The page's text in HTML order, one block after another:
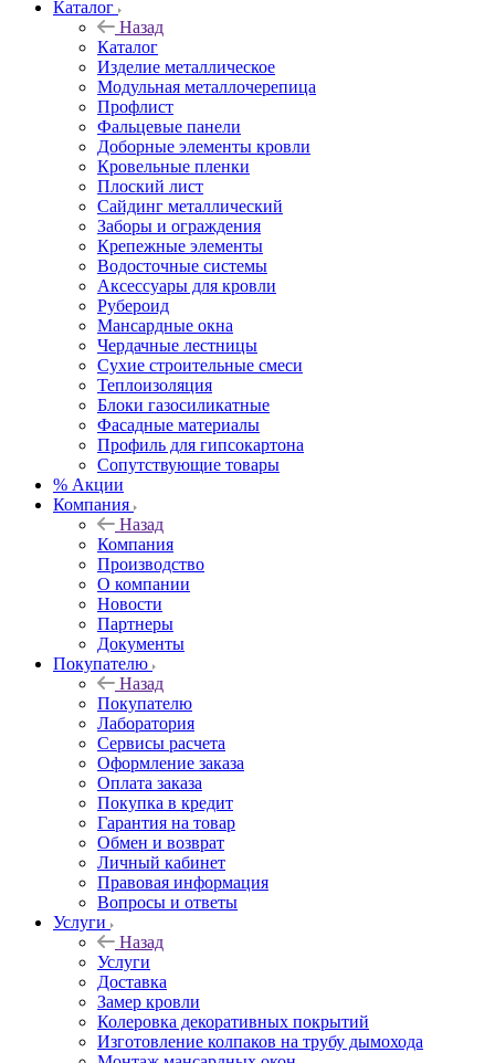
Каталог
Назад
Каталог
Изделие металлическое
Модульная металлочерепица
Профлист
Фальцевые панели
Доборные элементы кровли
Кровельные пленки
Плоский лист
Сайдинг металлический
Заборы и ограждения
Крепежные элементы
Водосточные системы
Аксессуары для кровли
Рубероид
Мансардные окна
Чердачные лестницы
Сухие строительные смеси
Теплоизоляция
Блоки газосиликатные
Фасадные материалы
Профиль для гипсокартона
Сопутствующие товары
% Акции
Компания
Назад
Компания
Производство
О компании
Новости
Партнеры
Документы
Покупателю
Назад
Покупателю
Лаборатория
Сервисы расчета
Оформление заказа
Оплата заказа
Покупка в кредит
Гарантия на товар
Обмен и возврат
Личный кабинет
Правовая информация
Вопросы и ответы
Услуги
Назад
Услуги
Доставка
Замер кровли
Колеровка декоративных покрытий
Изготовление колпаков на трубу дымохода